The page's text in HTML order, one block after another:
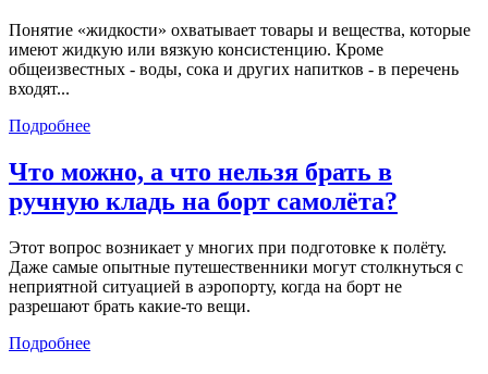
Понятие «жидкости» охватывает товары и вещества, которые
имеют жидкую или вязкую консистенцию. Кроме
общеизвестных - воды, сока и других напитков - в перечень
входят...
Подробнее
Что можно, а что нельзя брать в
ручную кладь на борт самолёта?
Этот вопрос возникает у многих при подготовке к полёту.
Даже самые опытные путешественники могут столкнуться с
неприятной ситуацией в аэропорту, когда на борт не
разрешают брать какие-то вещи.
Подробнее